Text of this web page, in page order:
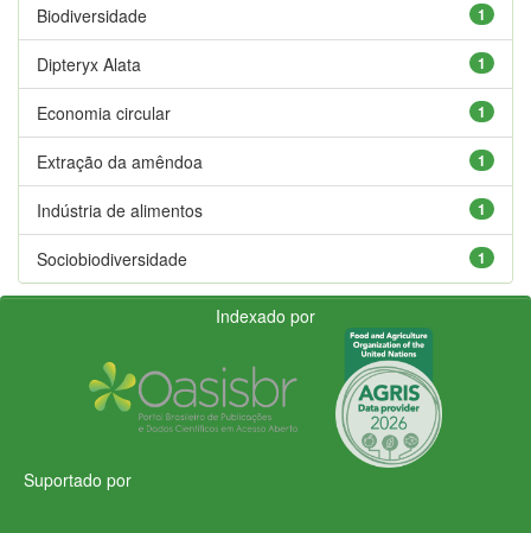
1
Biodiversidade
1
Dipteryx Alata
1
Economia circular
1
Extração da amêndoa
1
Indústria de alimentos
1
Sociobiodiversidade
Indexado por
Suportado por